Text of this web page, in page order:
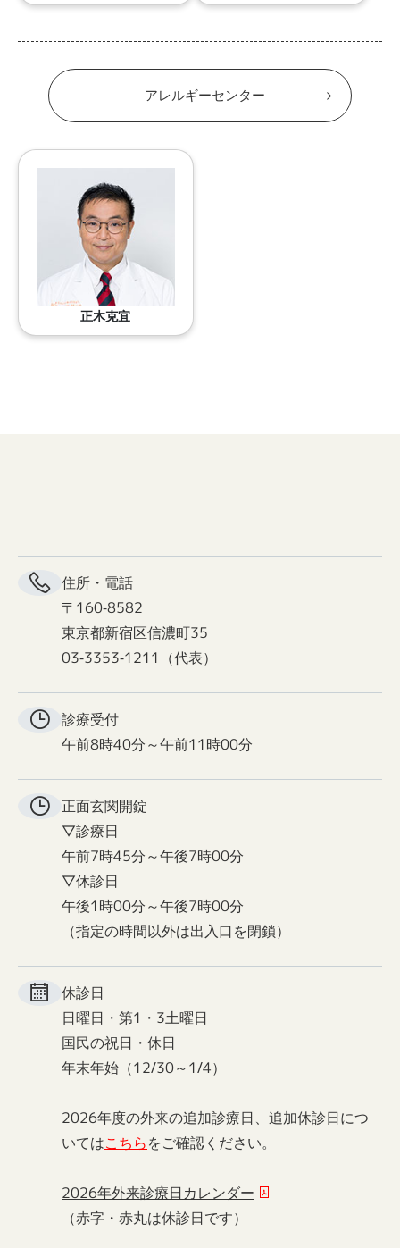
アレルギーセンター
正木克宜
住所・電話
〒160-8582
東京都新宿区信濃町35
03-3353-1211（代表）
診療受付
午前8時40分～午前11時00分
正面玄関開錠
▽診療日
午前7時45分～午後7時00分
▽休診日
午後1時00分～午後7時00分
（指定の時間以外は出入口を閉鎖）
休診日
日曜日・第1・3土曜日
国民の祝日・休日
年末年始（12/30～1/4）
2026年度の外来の追加診療日、追加休診日につ
いてはこちらをご確認ください。
2026年外来診療日カレンダー
（赤字・赤丸は休診日です）